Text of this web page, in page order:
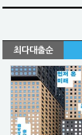
최다대출순